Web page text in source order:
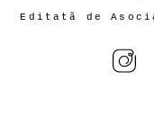
Editată de